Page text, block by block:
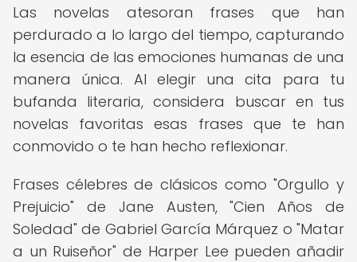
Las novelas atesoran frases que han
perdurado a lo largo del tiempo, capturando
la esencia de las emociones humanas de una
manera única. Al elegir una cita para tu
bufanda literaria, considera buscar en tus
novelas favoritas esas frases que te han
conmovido o te han hecho reflexionar.
Frases célebres de clásicos como "Orgullo y
Prejuicio" de Jane Austen, "Cien Años de
Soledad" de Gabriel García Márquez o "Matar
a un Ruiseñor" de Harper Lee pueden añadir